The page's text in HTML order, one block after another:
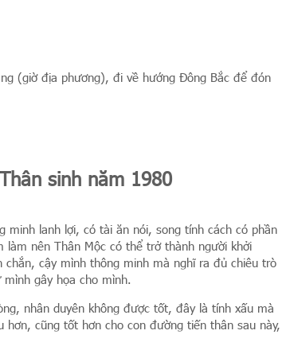
(giờ địa phương), đi về hướng Đông Bắc để đón
sinh năm 1980
minh lanh lợi, có tài ăn nói, song tính cách có phần
nên Thân Mộc có thể trở thành người khởi
cậy mình thông minh mà nghĩ ra đủ chiêu trò
gây họa cho mình.
nhân duyên không được tốt, đây là tính xấu mà
cũng tốt hơn cho con đường tiến thân sau này,